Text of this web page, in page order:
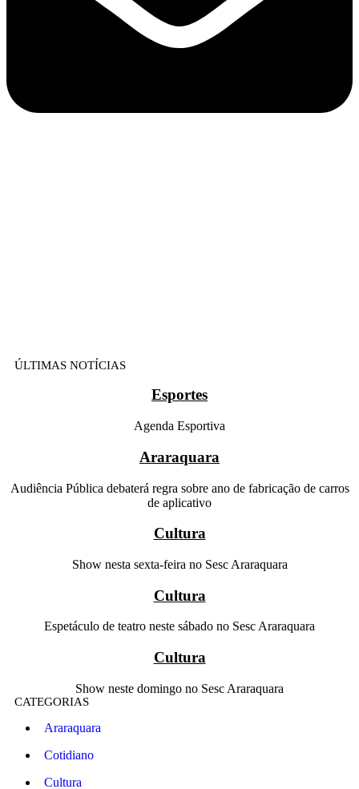
ÚLTIMAS NOTÍCIAS
Esportes
Agenda Esportiva
Araraquara
Audiência Pública debaterá regra sobre ano de fabricação de carros
de aplicativo
Cultura
Show nesta sexta-feira no Sesc Araraquara
Cultura
Espetáculo de teatro neste sábado no Sesc Araraquara
Cultura
Show neste domingo no Sesc Araraquara
CATEGORIAS
Araraquara
Cotidiano
Cultura